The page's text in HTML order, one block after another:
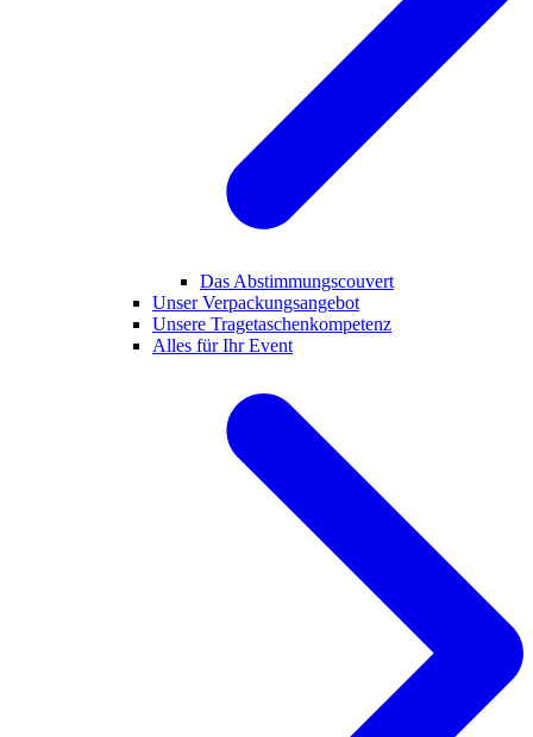
Das Abstimmungscouvert
Unser Verpackungsangebot
Unsere Tragetaschenkompetenz
Alles für Ihr Event